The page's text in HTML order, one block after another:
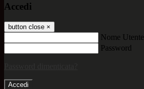
Accedi
button close ×
Nome Utente
Password